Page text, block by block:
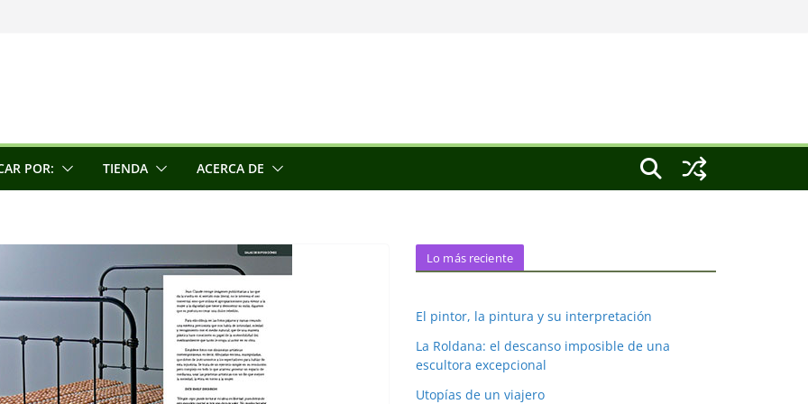
escultora
la conciencia
POR: TIENDA ACERCA DE
Lo más reciente
El pintor, la pintura y su interpretación
La Roldana: el descanso imposible de una
escultora excepcional
Utopías de un viajero